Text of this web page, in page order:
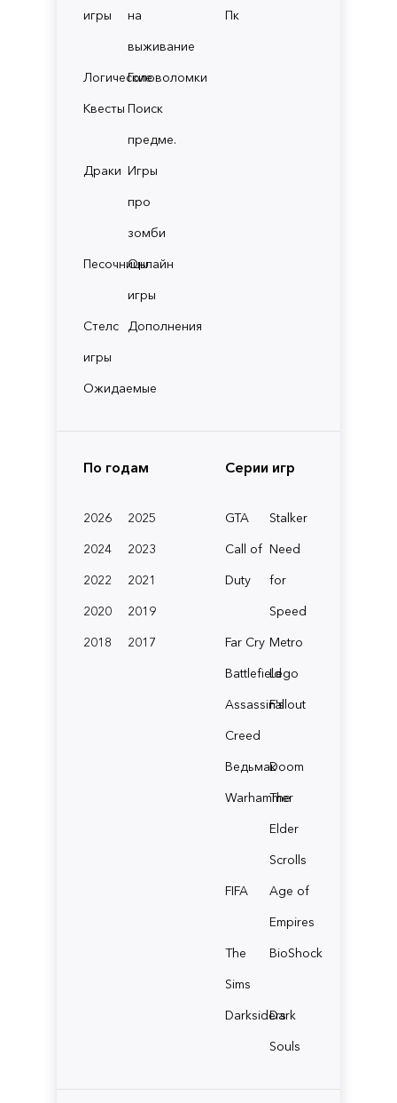
игры
на
выживание
ЛогическиеГоловоломки
Квесты Поиск
предме.
Драки Игры
про
зомби
ПесочницыОнлайн
игры
Стелс
игры
Дополнения
Ожидаемые
Пк
По годам
2026
2025
2024
2023
2022
2021
2020
2019
2018
2017
Серии игр
GTA
Stalker
Call of
Duty
Need
for
Speed
Far Cry Metro
BattlefieldLego
Assassin's
Creed
Fallout
ВедьмакDoom
Warhammer
The
Elder
Scrolls
FIFA
Age of
Empires
The
Sims
BioShock
Darksiders
Dark
Souls